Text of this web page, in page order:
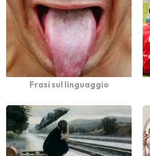
Frasi sul linguaggio